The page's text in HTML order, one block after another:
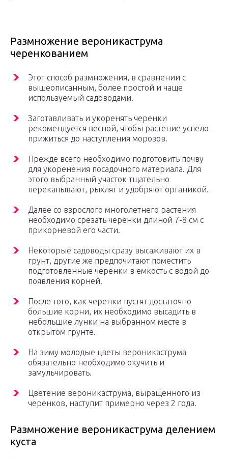
Размножение вероникаструма
черенкованием
Этот способ размножения, в сравнении с
вышеописанным, более простой и чаще
используемый садоводами.
Заготавливать и укоренять черенки
рекомендуется весной, чтобы растение успело
прижиться до наступления морозов.
Прежде всего необходимо подготовить почву
для укоренения посадочного материала. Для
этого выбранный участок тщательно
перекапывают, рыхлят и удобряют органикой.
Далее со взрослого многолетнего растения
необходимо срезать черенки длиной 7-8 см с
прикорневой его части.
Некоторые садоводы сразу высаживают их в
грунт, другие же предпочитают поместить
подготовленные черенки в емкость с водой до
появления корней.
После того, как черенки пустят достаточно
большие корни, их необходимо высадить в
небольшие лунки на выбранном месте в
открытом грунте.
На зиму молодые цветы вероникаструма
обязательно необходимо окучить и
замульчировать.
Цветение вероникаструма, выращенного из
черенков, наступит примерно через 2 года.
Размножение вероникаструма делением
куста